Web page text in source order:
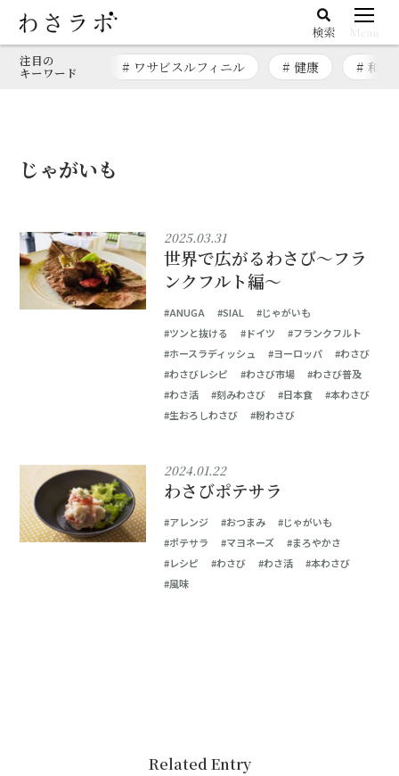
注目の
キーワード # ワサビスルフィニル # 健康 # 和漢
じゃがいも
2025.03.31
世界で広がるわさび〜フラ
ンクフルト編〜
#ANUGA #SIAL
#じゃがいも
#ツンと抜ける
#ドイツ
#フランクフルト
#ホースラディッシュ
#ヨーロッパ
#わさび
#わさびレシピ
#わさび市場
#わさび普及
#わさ活
#刻みわさび #日本食
#本わさび
#生おろしわさび
#粉わさび
2024.01.22
わさびポテサラ
#アレンジ #おつまみ
#じゃがいも
#ポテサラ
#マヨネーズ
#まろやかさ
#レシピ
#わさび #わさ活
#本わさび
#風味
Related Entry